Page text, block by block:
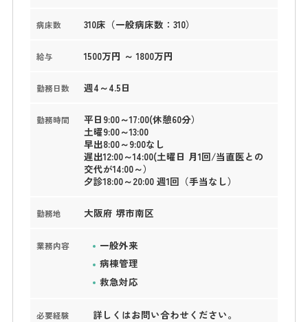
病床数 310床（一般病床数：310）
給与 1500万円 ～ 1800万円
勤務日数 週4～4.5日
勤務時間
平日9:00～17:00(休憩60分）
土曜9:00～13:00
早出8:00～9:00なし
遅出12:00～14:00(土曜日 月1回/当直医との
交代が14:00～）
夕診18:00～20:00 週1回（手当なし）
勤務地 大阪府 堺市南区
業務内容
一般外来
病棟管理
救急対応
必要経験 詳しくはお問い合わせください。